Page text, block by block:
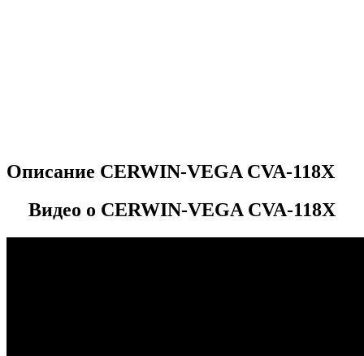
Описание CERWIN-VEGA CVA-118X
Видео о CERWIN-VEGA CVA-118X